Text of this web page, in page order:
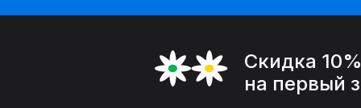
Скидка 10%
на первый